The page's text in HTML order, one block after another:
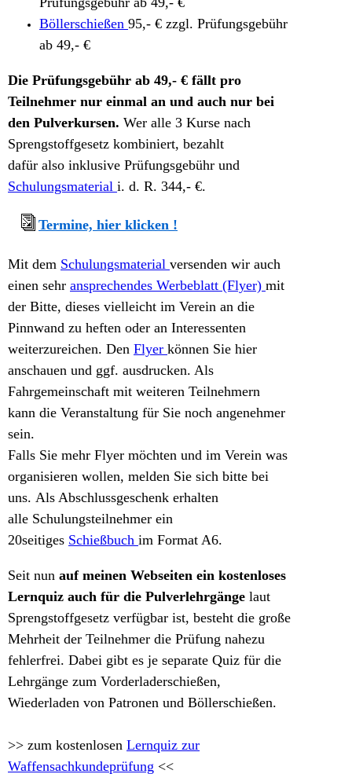
Böllerschießen 95,- € zzgl. Prüfungsgebühr
ab 49,- €
Die Prüfungsgebühr ab 49,- € fällt pro
Teilnehmer nur einmal an und auch nur bei
den Pulverkursen. Wer alle 3 Kurse nach
Sprengstoffgesetz kombiniert, bezahlt
dafür also inklusive Prüfungsgebühr und
Schulungsmaterial i. d. R. 344,- €.
Termine, hier klicken !
Mit dem Schulungsmaterial versenden wir auch
einen sehr ansprechendes Werbeblatt (Flyer) mit
der Bitte, dieses vielleicht im Verein an die
Pinnwand zu heften oder an Interessenten
weiterzureichen. Den Flyer können Sie hier
anschauen und ggf. ausdrucken. Als
Fahrgemeinschaft mit weiteren Teilnehmern
kann die Veranstaltung für Sie noch angenehmer
sein.
Falls Sie mehr Flyer möchten und im Verein was
organisieren wollen, melden Sie sich bitte bei
uns. Als Abschlussgeschenk erhalten
alle Schulungsteilnehmer ein
20seitiges Schießbuch im Format A6.
Seit nun auf meinen Webseiten ein kostenloses
Lernquiz auch für die Pulverlehrgänge laut
Sprengstoffgesetz verfügbar ist, besteht die große
Mehrheit der Teilnehmer die Prüfung nahezu
fehlerfrei. Dabei gibt es je separate Quiz für die
Lehrgänge zum Vorderladerschießen,
Wiederladen von Patronen und Böllerschießen.
>> zum kostenlosen Lernquiz zur
Waffensachkundeprüfung <<